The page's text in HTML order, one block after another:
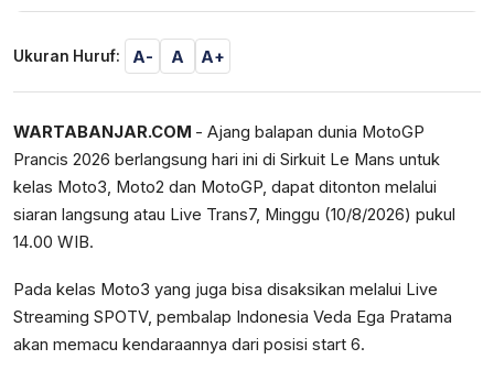
Ukuran Huruf: A- A A+
WARTABANJAR.COM - Ajang balapan dunia MotoGP
Prancis 2026 berlangsung hari ini di Sirkuit Le Mans untuk
kelas Moto3, Moto2 dan MotoGP, dapat ditonton melalui
siaran langsung atau Live Trans7, Minggu (10/8/2026) pukul
14.00 WIB.
Pada kelas Moto3 yang juga bisa disaksikan melalui Live
Streaming SPOTV, pembalap Indonesia Veda Ega Pratama
akan memacu kendaraannya dari posisi start 6.